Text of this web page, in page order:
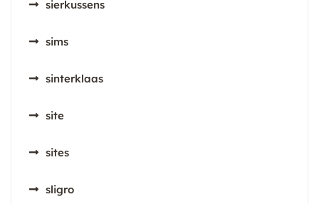
sierkussens
sims
sinterklaas
site
sites
sligro